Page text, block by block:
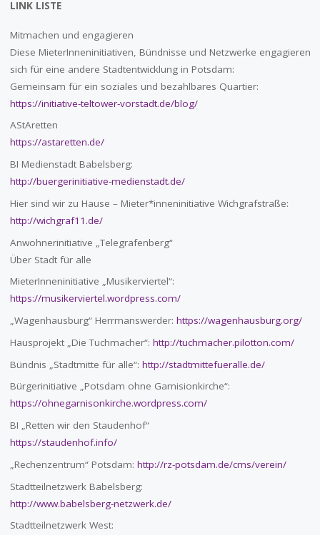
LINK LISTE
Mitmachen und engagieren
Diese MieterInneninitiativen, Bündnisse und Netzwerke engagieren
sich für eine andere Stadtentwicklung in Potsdam:
Gemeinsam für ein soziales und bezahlbares Quartier:
https://initiative-teltower-vorstadt.de/blog/
AStAretten
https://astaretten.de/
BI Medienstadt Babelsberg:
http://buergerinitiative-medienstadt.de/
Hier sind wir zu Hause – Mieter*inneninitiative Wichgrafstraße:
http://wichgraf11.de/
Anwohnerinitiative „Telegrafenberg“
Über Stadt für alle
MieterInneninitiative „Musikerviertel“:
https://musikerviertel.wordpress.com/
„Wagenhausburg“ Herrmanswerder: https://wagenhausburg.org/
Hausprojekt „Die Tuchmacher“: http://tuchmacher.pilotton.com/
Bündnis „Stadtmitte für alle“: http://stadtmittefueralle.de/
Bürgerinitiative „Potsdam ohne Garnisionkirche“:
https://ohnegarnisonkirche.wordpress.com/
BI „Retten wir den Staudenhof“
https://staudenhof.info/
„Rechenzentrum“ Potsdam: http://rz-potsdam.de/cms/verein/
Stadtteilnetzwerk Babelsberg:
http://www.babelsberg-netzwerk.de/
Stadtteilnetzwerk West: